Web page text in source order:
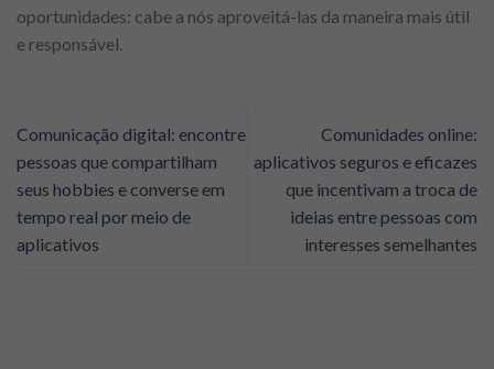
oportunidades: cabe a nós aproveitá-las da maneira mais útil
e responsável.
Comunicação digital: encontre
pessoas que compartilham
seus hobbies e converse em
tempo real por meio de
aplicativos
Comunidades online:
aplicativos seguros e eficazes
que incentivam a troca de
ideias entre pessoas com
interesses semelhantes